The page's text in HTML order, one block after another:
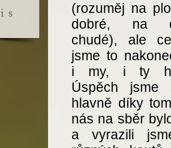
(rozuměj na
dobré, na
chudé), ale
jsme to
i my, i ty
Úspěch jsme
hlavně díky
nás na sběr
a vyrazili